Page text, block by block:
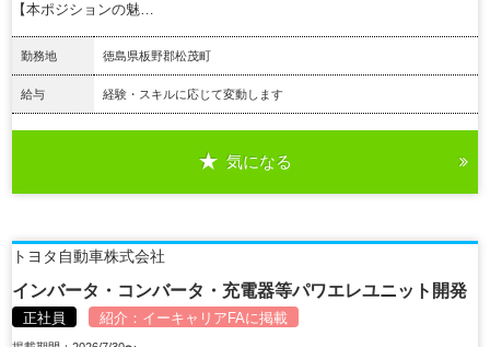
【本ポジションの魅…
勤務地 徳島県板野郡松茂町
給与 経験・スキルに応じて変動します
気になる
トヨタ自動車株式会社
インバータ・コンバータ・充電器等パワエレユニット開発
正社員 紹介： イーキャリアFAに掲載